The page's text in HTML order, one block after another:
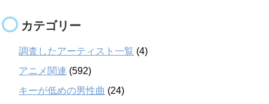
カテゴリー
調査したアーティスト一覧 (4)
アニメ関連 (592)
キーが低めの男性曲 (24)